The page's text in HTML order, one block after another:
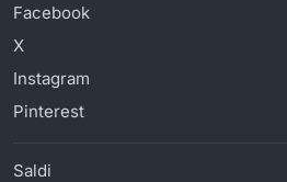
Facebook
X
Instagram
Pinterest
Saldi